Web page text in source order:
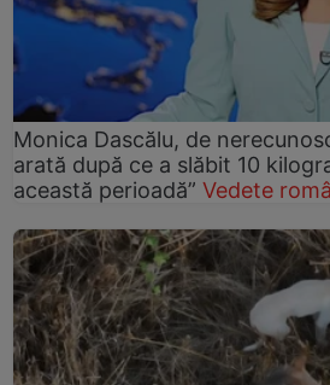
Monica Dascălu, de
arată după ce a slăbit 10
această perioadă” Vedete